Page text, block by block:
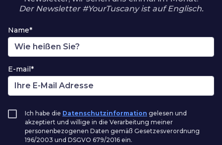
Der Newsletter #YourTuscany ist auf Englisch.
Name*
E-mail*
Ich habe die Datenschutzinformation gelesen und
akzeptiert und willige in die Verarbeitung meiner
personenbezogenen Daten gemäß Gesetzesverordnung
196/2003 und DSGVO 679/2016 ein.